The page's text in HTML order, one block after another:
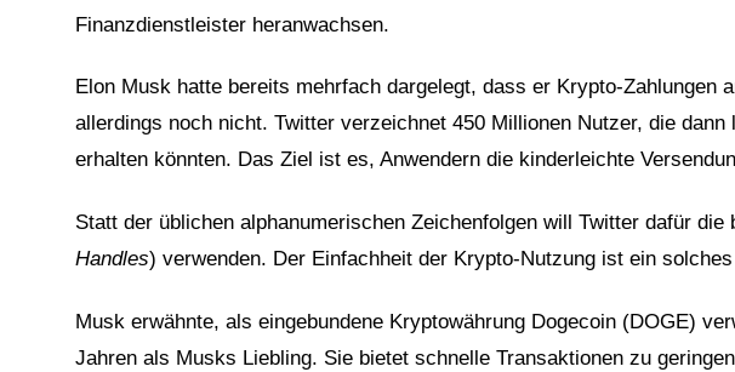
Finanzdienstleister heranwachsen.
Elon Musk hatte bereits mehrfach dargelegt, dass er Krypto-Zahlungen
allerdings noch nicht. Twitter verzeichnet 450 Millionen Nutzer, die
erhalten könnten. Das Ziel ist es, Anwendern die kinderleichte
Statt der üblichen alphanumerischen Zeichenfolgen will Twitter dafür
Handles) verwenden. Der Einfachheit der Krypto-Nutzung ist ein
Musk erwähnte, als eingebundene Kryptowährung Dogecoin (DOGE)
Jahren als Musks Liebling. Sie bietet schnelle Transaktionen zu